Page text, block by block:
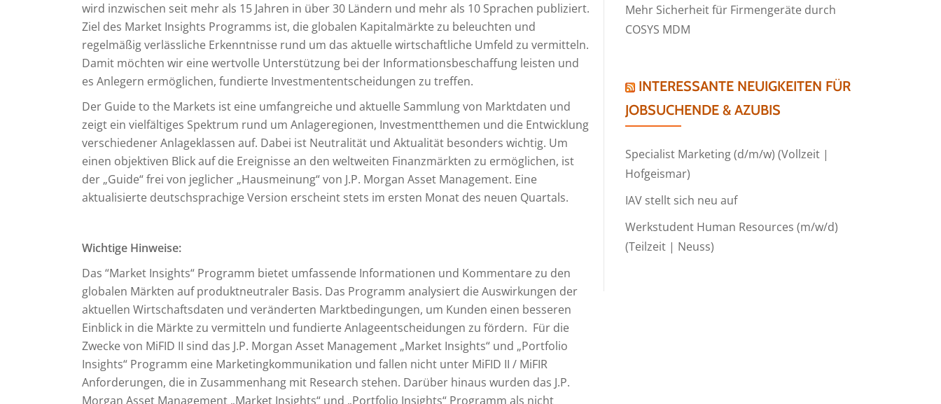
wird inzwischen seit mehr als 15 Jahren in über 30 Ländern und mehr als 10 Sprachen publiziert.
Ziel des Market Insights Programms ist, die globalen Kapitalmärkte zu beleuchten und
regelmäßig verlässliche Erkenntnisse rund um das aktuelle wirtschaftliche Umfeld zu vermitteln.
Damit möchten wir eine wertvolle Unterstützung bei der Informationsbeschaffung leisten und
es Anlegern ermöglichen, fundierte Investmententscheidungen zu treffen.
Der Guide to the Markets ist eine umfangreiche und aktuelle Sammlung von Marktdaten und
zeigt ein vielfältiges Spektrum rund um Anlageregionen, Investmentthemen und die Entwicklung
verschiedener Anlageklassen auf. Dabei ist Neutralität und Aktualität besonders wichtig. Um
einen objektiven Blick auf die Ereignisse an den weltweiten Finanzmärkten zu ermöglichen, ist
der „Guide“ frei von jeglicher „Hausmeinung“ von J.P. Morgan Asset Management. Eine
aktualisierte deutschsprachige Version erscheint stets im ersten Monat des neuen Quartals.
Wichtige Hinweise:
Das “Market Insights“ Programm bietet umfassende Informationen und Kommentare zu den
globalen Märkten auf produktneutraler Basis. Das Programm analysiert die Auswirkungen der
aktuellen Wirtschaftsdaten und veränderten Marktbedingungen, um Kunden einen besseren
Einblick in die Märkte zu vermitteln und fundierte Anlageentscheidungen zu fördern. Für die
Zwecke von MiFID II sind das J.P. Morgan Asset Management „Market Insights“ und „Portfolio
Insights“ Programm eine Marketingkommunikation und fallen nicht unter MiFID II / MiFIR
Anforderungen, die in Zusammenhang mit Research stehen. Darüber hinaus wurden das J.P.
Morgan Asset Management „Market Insights“ und „Portfolio Insights“ Programm als nicht
Mehr Sicherheit für Firmengeräte durch
COSYS MDM
INTERESSANTE NEUIGKEITEN FÜR
JOBSUCHENDE & AZUBIS
Specialist Marketing (d/m/w) (Vollzeit |
Hofgeismar)
IAV stellt sich neu auf
Werkstudent Human Resources (m/w/d)
(Teilzeit | Neuss)